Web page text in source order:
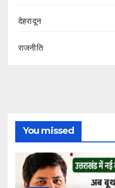
देहरादून
राजनीति
You missed